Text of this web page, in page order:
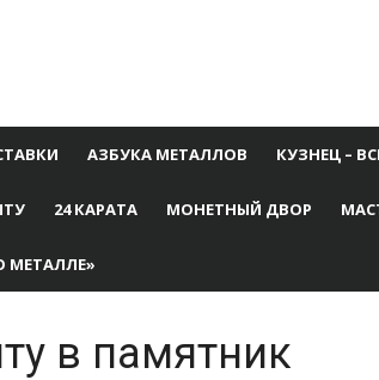
АЗБУКА МЕТАЛЛОВ КУЗНЕЦ –
24 КАРАТА МОНЕТНЫЙ ДВОР
МЕТАЛЛЕ»
в памятник